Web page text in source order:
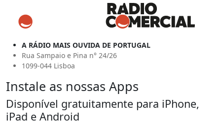
A RÁDIO MAIS OUVIDA DE PORTUGAL
Rua Sampaio e Pina n° 24/26
1099-044 Lisboa
Instale as nossas Apps
Disponível gratuitamente para iPhone,
iPad e Android